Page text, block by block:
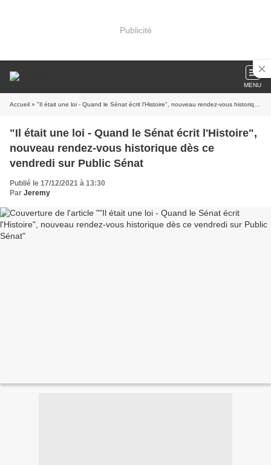
Publicité
MENU
Accueil » "Il était une loi - Quand le Sénat écrit l'Histoire", nouveau rendez-vous historique dès ce vendredi sur Public Sénat
"Il était une loi - Quand le Sénat écrit l'Histoire",
nouveau rendez-vous historique dès ce
vendredi sur Public Sénat
Publié le 17/12/2021 à 13:30
Par Jeremy